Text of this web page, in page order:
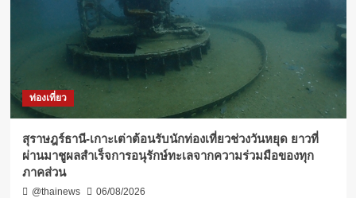
ท่องเที่ยว
สุราษฎร์ธานี-เกาะเต่าต้อนรับนักท่องเที่ยวช่วงวันหยุด ยาวที่
ผ่านมาชูผลสำเร็จการอนุรักษ์ทะเลจากความร่วมมือของทุก
ภาคส่วน
@thainews 06/08/2026